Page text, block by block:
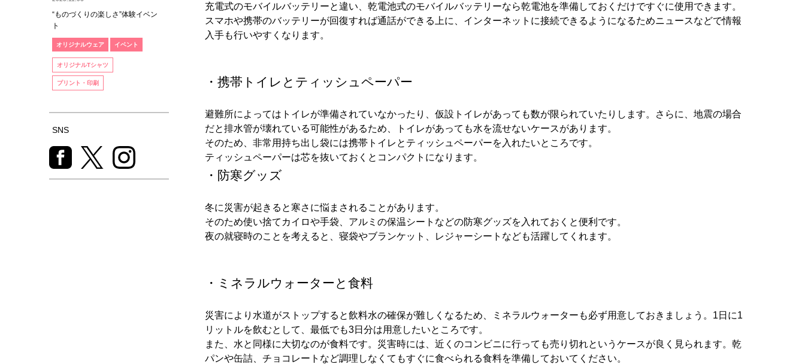
“ものづくりの楽しさ”体験イベン
ト
オリジナルウェア イベント
オリジナルTシャツ
プリント・印刷
SNS
充電式のモバイルバッテリーと違い、乾電池式のモバイルバッテリーなら乾電池を準備しておくだけですぐに使用できます。
スマホや携帯のバッテリーが回復すれば通話ができる上に、インターネットに接続できるようになるためニュースなどで情報
入手も行いやすくなります。
・携帯トイレとティッシュペーパー
避難所によってはトイレが準備されていなかったり、仮設トイレがあっても数が限られていたりします。さらに、地震の場合
だと排水管が壊れている可能性があるため、トイレがあっても水を流せないケースがあります。
そのため、非常用持ち出し袋には携帯トイレとティッシュペーパーを入れたいところです。
ティッシュペーパーは芯を抜いておくとコンパクトになります。
・防寒グッズ
冬に災害が起きると寒さに悩まされることがあります。
そのため使い捨てカイロや手袋、アルミの保温シートなどの防寒グッズを入れておくと便利です。
夜の就寝時のことを考えると、寝袋やブランケット、レジャーシートなども活躍してくれます。
・ミネラルウォーターと食料
災害により水道がストップすると飲料水の確保が難しくなるため、ミネラルウォーターも必ず用意しておきましょう。1日に1
リットルを飲むとして、最低でも3日分は用意したいところです。
また、水と同様に大切なのが食料です。災害時には、近くのコンビニに行っても売り切れというケースが良く見られます。乾
パンや缶詰、チョコレートなど調理しなくてもすぐに食べられる食料を準備しておいてください。